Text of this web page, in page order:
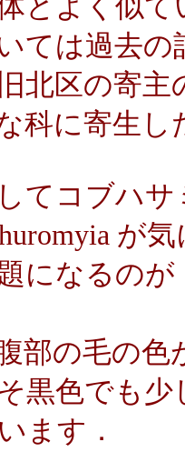
とよく似
ては過去
北区の寄
科に寄生
てコブハ
が
になるの
部の毛の色
黒色でも少
ます．